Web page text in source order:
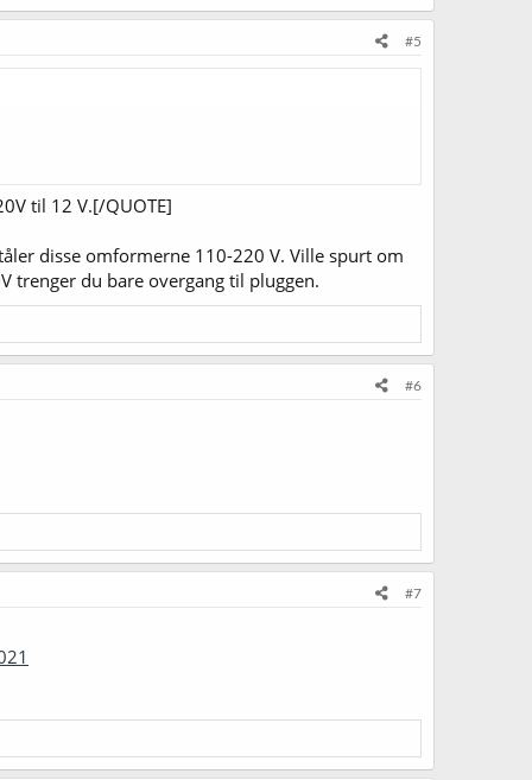
#5
til 12 V.[/QUOTE]
disse omformerne 110-220 V. Ville spurt om
trenger du bare overgang til pluggen.
#6
#7